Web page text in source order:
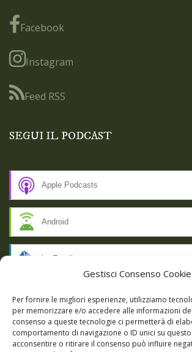
Gestisci Consenso Cookie
Per fornire le migliori esperienze, utilizziamo
per memorizzare e/o accedere alle informazioni
consenso a queste tecnologie ci permetterà di
comportamento di navigazione o ID unici su
acconsentire o ritirare il consenso può influire
Facebook
Instagram
Feed RSS
SEGUI IL PODCAST
Apple Podcasts
Android
by Email
RSS
SSL SECURE